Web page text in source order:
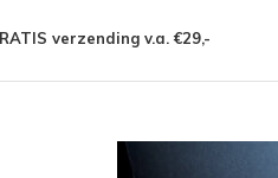
verzending v.a. €29,-